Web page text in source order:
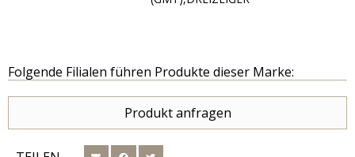
Folgende Filialen führen Produkte dieser Marke:
Produkt anfragen